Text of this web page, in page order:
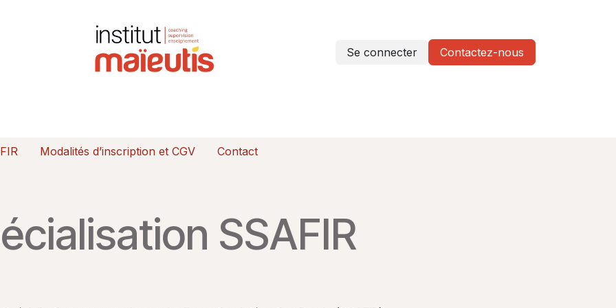
Se connecter Contactez-nous
Modalités d’inscription et CGV Contact
SSAFIR